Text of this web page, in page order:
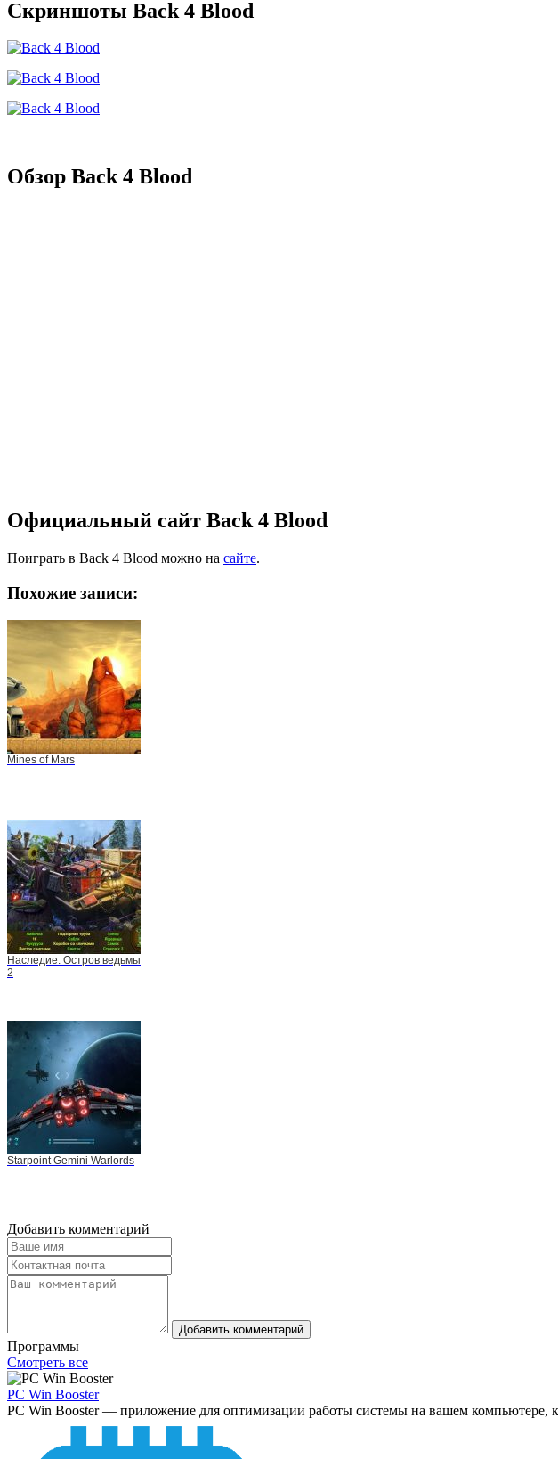
Скриншоты Back 4 Blood
Обзор Back 4 Blood
Официальный сайт Back 4 Blood
Поиграть в Back 4 Blood можно на сайте.
Похожие записи:
Mines of Mars
Наследие. Остров ведьмы
2
Starpoint Gemini Warlords
Добавить комментарий
Добавить комментарий
Программы
Смотреть все
PC Win Booster
PC Win Booster — приложение для оптимизации работы системы на вашем компьютере,